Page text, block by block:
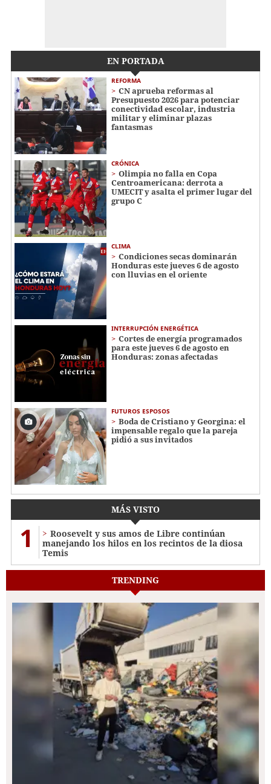
EN PORTADA
REFORMA
CN aprueba reformas al
Presupuesto 2026 para potenciar
conectividad escolar, industria
militar y eliminar plazas
fantasmas
CRÓNICA
Olimpia no falla en Copa
Centroamericana: derrota a
UMECIT y asalta el primer lugar del
grupo C
CLIMA
Condiciones secas dominarán
Honduras este jueves 6 de agosto
con lluvias en el oriente
INTERRUPCIÓN ENERGÉTICA
Cortes de energía programados
para este jueves 6 de agosto en
Honduras: zonas afectadas
FUTUROS ESPOSOS
Boda de Cristiano y Georgina: el
impensable regalo que la pareja
pidió a sus invitados
MÁS VISTO
1
Roosevelt y sus amos de Libre continúan
manejando los hilos en los recintos de la diosa
Temis
TRENDING